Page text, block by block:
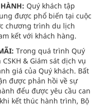
Quý khách tập
được phổ biến tại cuộc
chương trình du lịch
kết với khách hàng.
Trong quá trình Quý
& Giám sát dịch vụ
giá của Quý khách. Bất
được phản hồi về sự
đểu được yêu cầu can
kết thúc hành trình, Bộ